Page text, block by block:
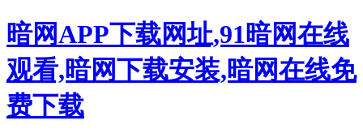
暗网APP下载网址,91暗网在线
观看,暗网下载安装,暗网在线免
费下载